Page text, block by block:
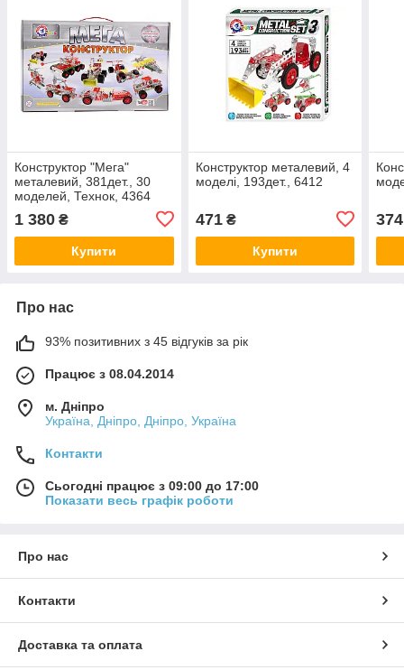
Конструктор "Мега"
металевий, 381дет., 30
моделей, Технок, 4364
1 380 ₴
Купити
Конструктор металевий, 4
моделі, 193дет., 6412
471₴
Купити
374
Про нас
93% позитивних з 45 відгуків за рік
Працює з 08.04.2014
м. Дніпро
Україна, Дніпро, Дніпро, Україна
Контакти
Сьогодні працює з 09:00 до 17:00
Показати весь графік роботи
Про нас
Контакти
Доставка та оплата